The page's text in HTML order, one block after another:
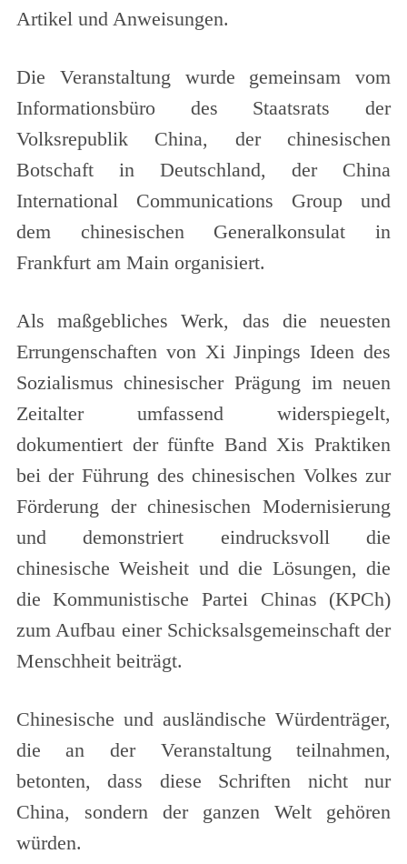
Artikel und Anweisungen.
Die Veranstaltung wurde gemeinsam vom
Informationsbüro des Staatsrats der
Volksrepublik China, der chinesischen
Botschaft in Deutschland, der China
International Communications Group und
dem chinesischen Generalkonsulat in
Frankfurt am Main organisiert.
Als maßgebliches Werk, das die neuesten
Errungenschaften von Xi Jinpings Ideen des
Sozialismus chinesischer Prägung im neuen
Zeitalter umfassend widerspiegelt,
dokumentiert der fünfte Band Xis Praktiken
bei der Führung des chinesischen Volkes zur
Förderung der chinesischen Modernisierung
und demonstriert eindrucksvoll die
chinesische Weisheit und die Lösungen, die
die Kommunistische Partei Chinas (KPCh)
zum Aufbau einer Schicksalsgemeinschaft der
Menschheit beiträgt.
Chinesische und ausländische Würdenträger,
die an der Veranstaltung teilnahmen,
betonten, dass diese Schriften nicht nur
China, sondern der ganzen Welt gehören
würden.